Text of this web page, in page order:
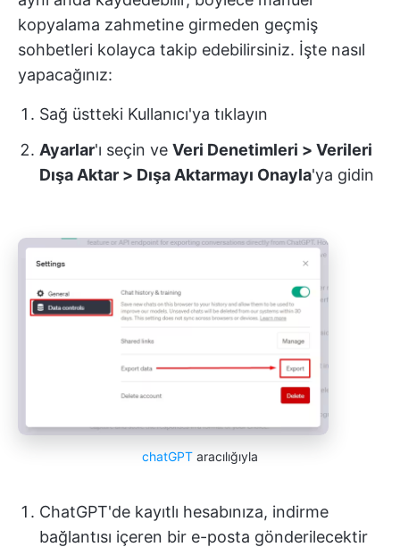
kopyalama zahmetine girmeden geçmiş
sohbetleri kolayca takip edebilirsiniz. İşte nasıl
yapacağınız:
Sağ üstteki Kullanıcı'ya tıklayın
Ayarlar'ı seçin ve Veri Denetimleri > Verileri
Dışa Aktar > Dışa Aktarmayı Onayla'ya gidin
chatGPT aracılığıyla
ChatGPT'de kayıtlı hesabınıza, indirme
bağlantısı içeren bir e-posta gönderilecektir